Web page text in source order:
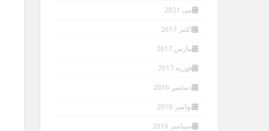
می 2021
اکتبر 2017
مارس 2017
فوریه 2017
دسامبر 2016
نوامبر 2016
سپتامبر 2016